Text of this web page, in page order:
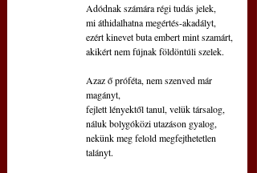
Adódnak számára régi tudás jelek,
mi áthidalhatna megértés-akadályt,
ezért kinevet buta embert mint szamárt,
akikért nem fújnak földöntúli szelek.
Azaz ő próféta, nem szenved már
magányt,
fejlett lényektől tanul, velük társalog,
náluk bolygóközi utazáson gyalog,
nekünk meg felold megfejthetetlen
talányt.